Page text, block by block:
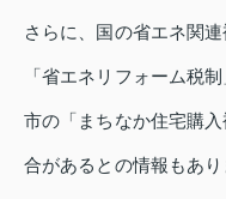
さらに、国の省エネ関
「省エネリフォーム税
市の「まちなか住宅購
合があるとの情報もあ